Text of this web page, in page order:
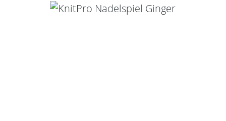
Bildergalerie überspringen